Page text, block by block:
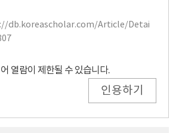
db.koreascholar.com/Article/Detai
열람이 제한될 수 있습니다.
인용하기